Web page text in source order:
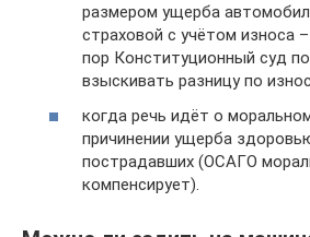
размером ущерба
страховой с учётом износа
пор Конституционный суд
взыскивать разницу по
когда речь идёт о
причинении ущерба
пострадавших (ОСАГО
компенсирует).